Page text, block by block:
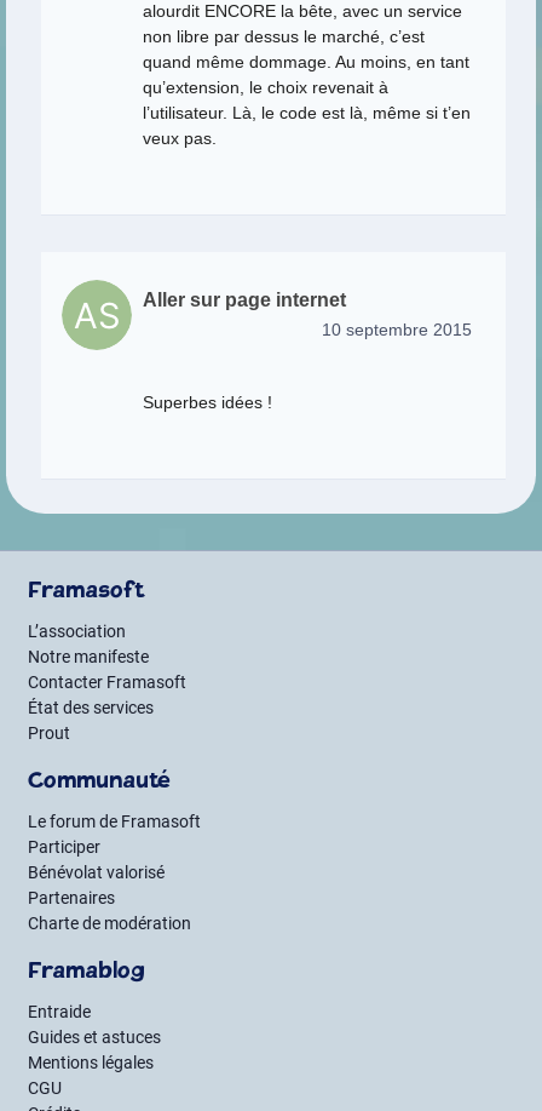
alourdit ENCORE la bête, avec un service
non libre par dessus le marché, c’est
quand même dommage. Au moins, en tant
qu’extension, le choix revenait à
l’utilisateur. Là, le code est là, même si t’en
veux pas.
Aller sur page internet
10 septembre 2015
Superbes idées !
Framasoft
L’association
Notre manifeste
Contacter Framasoft
État des services
Prout
Communauté
Le forum de Framasoft
Participer
Bénévolat valorisé
Partenaires
Charte de modération
Framablog
Entraide
Guides et astuces
Mentions légales
CGU